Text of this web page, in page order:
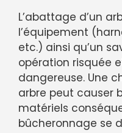
L’abattage d’un
l’équipement
etc.) ainsi qu’un
opération risquée
dangereuse. Une
arbre peut causer
matériels
bûcheronnage se